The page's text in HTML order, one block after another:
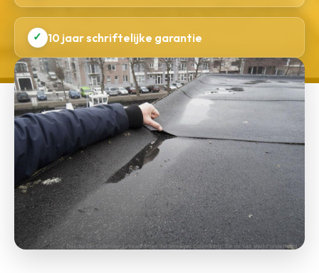
✓ 10 jaar schriftelijke garantie